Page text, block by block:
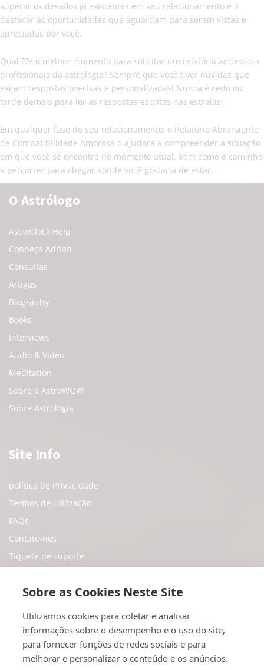
superar os desafios já existentes em seu relacionamento e a
destacar as oportunidades que aguardam para serem vistas e
apreciadas por você.
Qual ??é o melhor momento para solicitar um relatório amoroso a
profissionais da astrologia? Sempre que você tiver dúvidas que
exijam respostas precisas e personalizadas! Nunca é cedo ou
tarde demais para ler as respostas escritas nas estrelas!
Em qualquer fase do seu relacionamento, o Relatório Abrangente
de Compatibilidade Amorosa o ajudará a compreender a situação
em que você se encontra no momento atual, bem como o caminho
a percorrer para chegar aonde você gostaria de estar.
O Astrólogo
AstroClock Help
Conheça Adrian
Consultas
Artigos
Biography
Books
Interviews
Audio & Video
Meditation
Sobre a AstroWOW
Sobre Astrologia
Site Info
política de Privacidade
Termos de Utilização
FAQs
Contate-nos
Tíquete de suporte
Sociale Medier
Twitter
Youtube
Sobre as Cookies Neste Site
Utilizamos cookies para coletar e analisar
informações sobre o desempenho e o uso do site,
para fornecer funções de redes sociais e para
melhorar e personalizar o conteúdo e os anúncios.